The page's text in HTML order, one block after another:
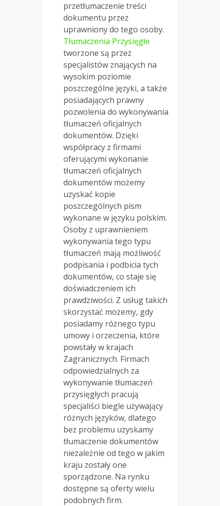
przetłumaczenie treści
dokumentu przez
uprawniony do tego osoby.
Tłumaczenia Przysięgłe
tworzone są przez
specjalistów znających na
wysokim poziomie
poszczególne języki, a także
posiadających prawny
pozwolenia do wykonywania
tłumaczeń oficjalnych
dokumentów. Dzięki
współpracy z firmami
oferującymi wykonanie
tłumaczeń oficjalnych
dokumentów możemy
uzyskać kopie
poszczególnych pism
wykonane w języku polskim.
Osoby z uprawnieniem
wykonywania tego typu
tłumaczeń mają możliwość
podpisania i podbicia tych
dokumentów, co staje się
doświadczeniem ich
prawdziwości. Z usług takich
skorzystać możemy, gdy
posiadamy różnego typu
umowy i orzeczenia, które
powstały w krajach
Zagranicznych. Firmach
odpowiedzialnych za
wykonywanie tłumaczeń
przysięgłych pracują
specjaliści biegle używający
różnych języków, dlatego
bez problemu uzyskamy
tłumaczenie dokumentów
niezależnie od tego w jakim
kraju zostały one
sporządzone. Na rynku
dostępne są oferty wielu
podobnych firm.